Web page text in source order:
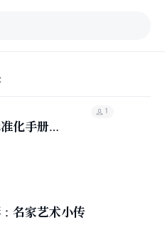
化手册丛
药咨询标
1
名家艺术小传